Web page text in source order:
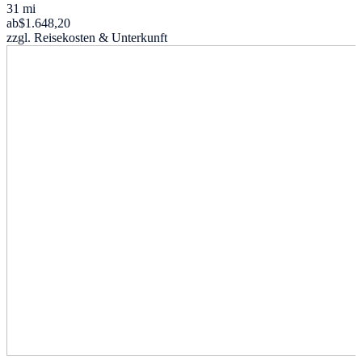
31 mi
ab$1.648,20
zzgl. Reisekosten & Unterkunft